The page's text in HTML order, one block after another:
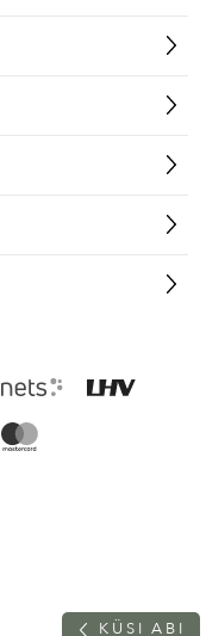
K Ü S I A B I